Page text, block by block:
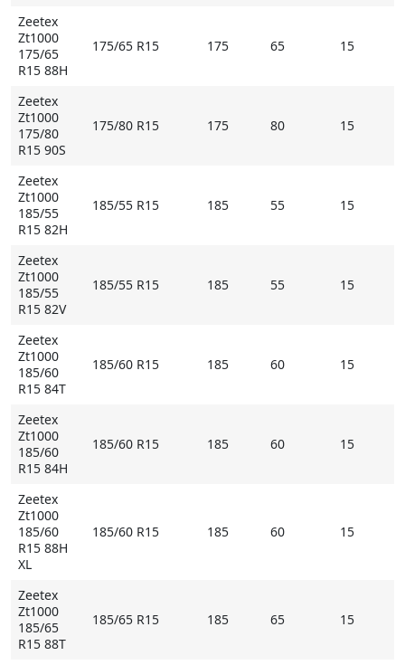
Zeetex
Zt1000
175/65
R15 88H
175/65 R15 175 65 15
Zeetex
Zt1000
175/80
R15 90S
175/80 R15 175 80 15
Zeetex
Zt1000
185/55
R15 82H
185/55 R15 185 55 15
Zeetex
Zt1000
185/55
R15 82V
185/55 R15 185 55 15
Zeetex
Zt1000
185/60
R15 84T
185/60 R15 185 60 15
Zeetex
Zt1000
185/60
R15 84H
185/60 R15 185 60 15
Zeetex
Zt1000
185/60
R15 88H
XL
185/60 R15 185 60 15
Zeetex
Zt1000
185/65
R15 88T
185/65 R15 185 65 15